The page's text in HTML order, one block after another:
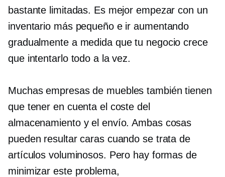
bastante limitadas. Es mejor empezar con un
inventario más pequeño e ir aumentando
gradualmente a medida que tu negocio crece
que intentarlo todo a la vez.
Muchas empresas de muebles también tienen
que tener en cuenta el coste del
almacenamiento y el envío. Ambas cosas
pueden resultar caras cuando se trata de
artículos voluminosos. Pero hay formas de
minimizar este problema,